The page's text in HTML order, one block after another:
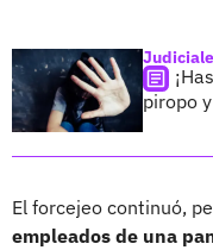
piropo
El forcejeo continuó,
empleados de una